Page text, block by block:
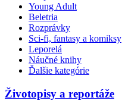
Young Adult
Beletria
Rozprávky
Sci-fi, fantasy a komiksy
Leporelá
Náučné knihy
Ďalšie kategórie
Životopisy a reportáže